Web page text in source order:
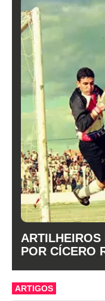
ARTILHEIROS
POR CÍCERO
ARTIGOS